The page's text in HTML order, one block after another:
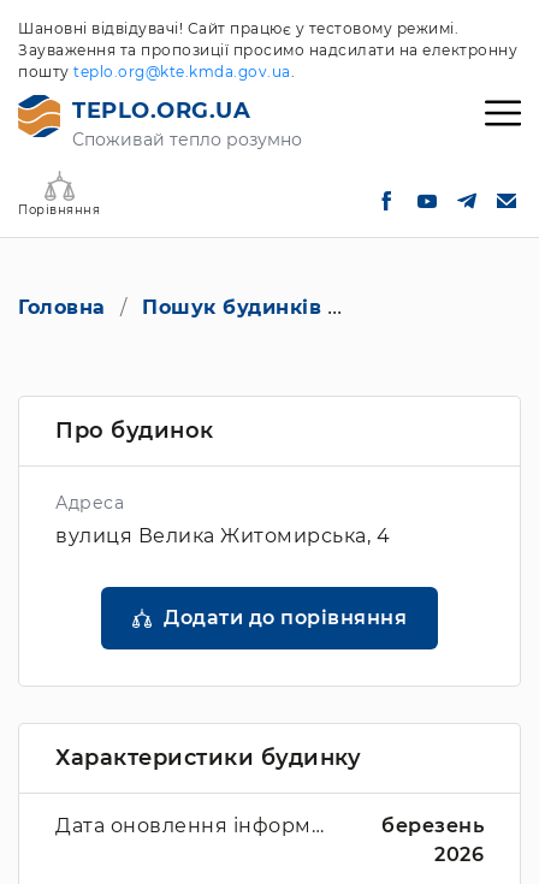
Шановні відвідувачі! Сайт працює у тестовому режимі.
Зауваження та пропозиції просимо надсилати на електронну
пошту teplo.org@kte.kmda.gov.ua.
TEPLO.ORG.UA
Споживай тепло розумно
Порівняння
Головна Пошук будинків
Про будинок
Адреса
вулиця Велика Житомирська, 4
Додати до порівняння
Характеристики будинку
Дата оновлення інформації
березень
2026